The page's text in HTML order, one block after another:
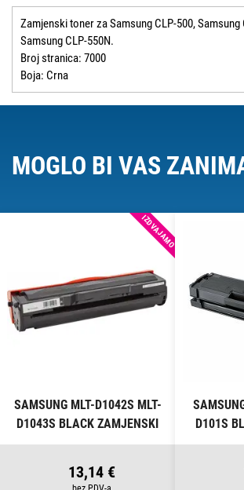
Zamjenski toner za Samsung CLP-500, Samsung
Samsung CLP-550N.
Broj stranica: 7000
Boja: Crna
MOGLO BI VAS
IZDVAJAMO
SAMSUNG MLT-D1042S MLT-
D1043S BLACK ZAMJENSKI
TONER
13,14 €
D101S